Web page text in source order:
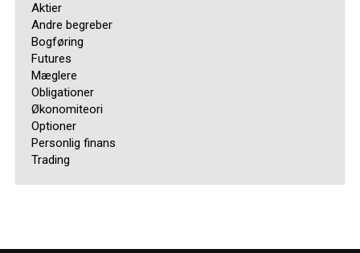
Aktier
Andre begreber
Bogføring
Futures
Mæglere
Obligationer
Økonomiteori
Optioner
Personlig finans
Trading